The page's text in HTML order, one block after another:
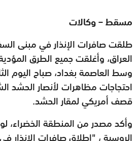
مسقط – وكالات
طلقت صافرات الإنذار في مبنى
العراق، وأغلقت جميع الطرق
وسط العاصمة بغداد، صباح اليوم
احتجاجات مظاهرات لأنصار الحشد
قصف أمريكي لمقار الحشد.
وأكد مصدر من المنطقة الخضراء،
الروسية ، "إطلاق صافرات الإنذار